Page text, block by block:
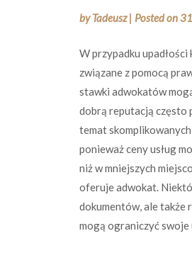
byTadeusz | Posted on
W przypadku
związane z pomocą
stawki adwokatów
dobrą reputacją często
temat
ponieważ ceny usług
niż w mniejszych
oferuje adwokat.
dokumentów, ale także
mogą ograniczyć swoje